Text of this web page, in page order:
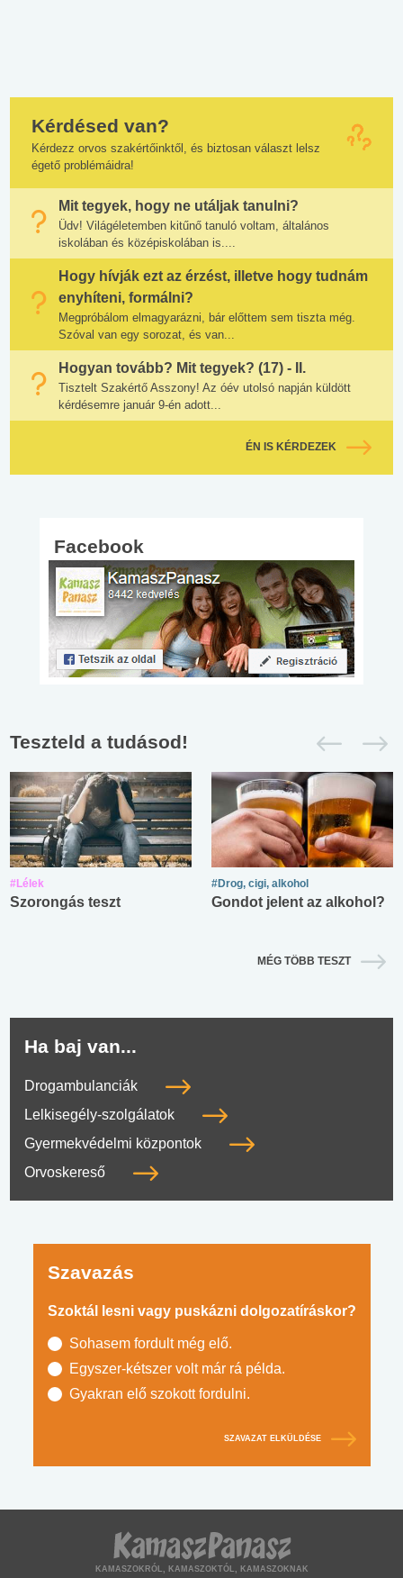
Kérdésed van?
Kérdezz orvos szakértőinktől, és biztosan választ lelsz
égető problémáidra!
Mit tegyek, hogy ne utáljak tanulni?
Üdv! Világéletemben kitűnő tanuló voltam, általános
iskolában és középiskolában is....
Hogy hívják ezt az érzést, illetve hogy tudnám
enyhíteni, formálni?
Megpróbálom elmagyarázni, bár előttem sem tiszta még.
Szóval van egy sorozat, és van...
Hogyan tovább? Mit tegyek? (17) - II.
Tisztelt Szakértő Asszony! Az óév utolsó napján küldött
kérdésemre január 9-én adott...
ÉN IS KÉRDEZEK
Facebook
Teszteld a tudásod!
#Lélek
Szorongás teszt
#Drog, cigi, alkohol
Gondot jelent az alkohol?
MÉG TÖBB TESZT
Ha baj van...
Drogambulanciák
Lelkisegély-szolgálatok
Gyermekvédelmi központok
Orvoskereső
Szavazás
Szoktál lesni vagy puskázni dolgozatíráskor?
Sohasem fordult még elő.
Egyszer-kétszer volt már rá példa.
Gyakran elő szokott fordulni.
SZAVAZAT ELKÜLDÉSE
KAMASZOKRÓL, KAMASZOKTÓL, KAMASZOKNAK